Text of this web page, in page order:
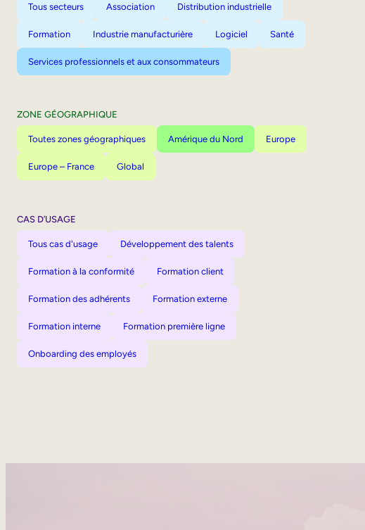
Tous secteurs Association Distribution industrielle
Formation Industrie manufacturière Logiciel Santé
Services professionnels et aux consommateurs
ZONE GÉOGRAPHIQUE
Toutes zones géographiques Amérique du Nord Europe
Europe – France Global
CAS D’USAGE
Tous cas d'usage Développement des talents
Formation à la conformité Formation client
Formation des adhérents Formation externe
Formation interne Formation première ligne
Onboarding des employés